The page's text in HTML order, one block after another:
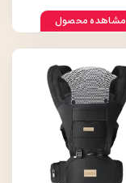
مشاهده محصول